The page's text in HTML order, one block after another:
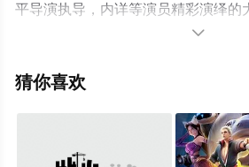
平导演执导，内详等演员精彩演绎的
情已揭晓（1-2全集），免费观看高
视猫或剧情网等平台了解。

猜你喜欢